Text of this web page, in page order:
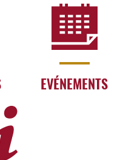
EVÉNEMENTS